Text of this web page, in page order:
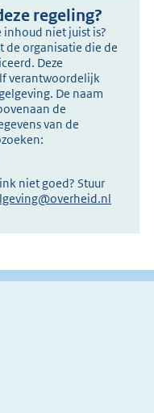
regeling?
inhoud niet juist is?
de organisatie die de
Deze
verantwoordelijk
De naam
de
van de
niet goed? Stuur